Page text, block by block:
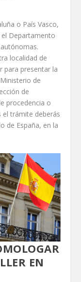
o País Vasco,
Departamento
localidad de
para presentar la
de
de
procedencia o
trámite deberás
de España, en la
EN